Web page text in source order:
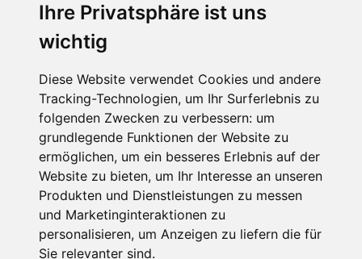
Ihre Privatsphäre ist uns
wichtig
Diese Website verwendet Cookies und andere
Tracking-Technologien, um Ihr Surferlebnis zu
folgenden Zwecken zu verbessern: um
grundlegende Funktionen der Website zu
ermöglichen, um ein besseres Erlebnis auf der
Website zu bieten, um Ihr Interesse an unseren
Produkten und Dienstleistungen zu messen
und Marketinginteraktionen zu
personalisieren, um Anzeigen zu liefern die für
Sie relevanter sind.
SCHNEEHÖHEN SKI APP
Die Schneehoehen Ski APP für iOS und Android - Ein
Muss für alle Wintersportler und Schneefreaks!
Impressum
Datenschutz